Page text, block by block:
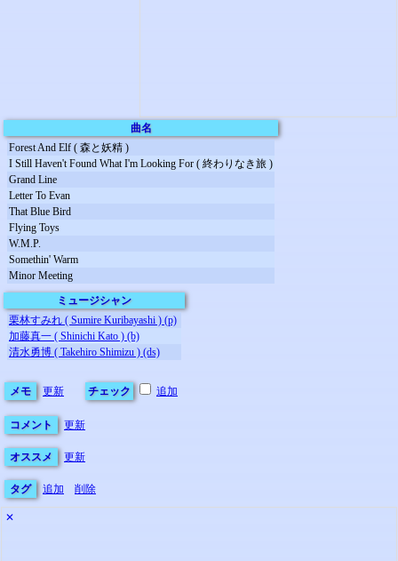
曲名
Forest And Elf ( 森と妖精 )
I Still Haven't Found What I'm Looking For ( 終わりなき旅 )
Grand Line
Letter To Evan
That Blue Bird
Flying Toys
W.M.P.
Somethin' Warm
Minor Meeting
ミュージシャン
栗林すみれ ( Sumire Kuribayashi ) (p)
加藤真一 ( Shinichi Kato ) (b)
清水勇博 ( Takehiro Shimizu ) (ds)
メモ 更新 チェック 追加
コメント 更新
オススメ 更新
タグ 追加 削除
✕